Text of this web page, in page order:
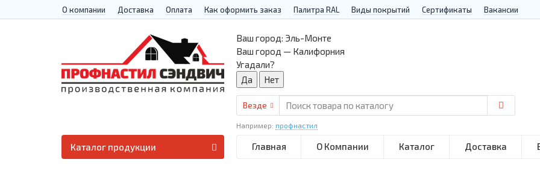
О компании Доставка Оплата Как оформить заказ Палитра RAL Виды покрытий Сертификаты Вакансии
Ваш город: Эль-Монте
Ваш город — Калифорния
Угадали?
Везде
Например: профнастил
Главная О Компании Каталог Доставка
Каталог продукции